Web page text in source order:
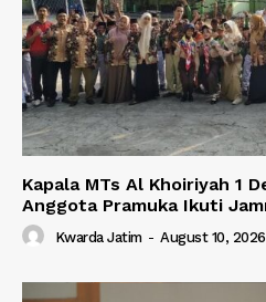
Kapala MTs Al Khoiriyah 1
Anggota Pramuka Ikuti
Kwarda Jatim - August 10, 2026